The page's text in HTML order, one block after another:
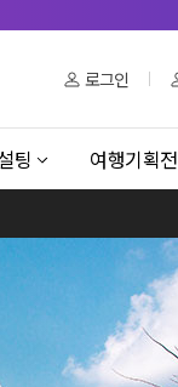
로그인
팅 여행기획전